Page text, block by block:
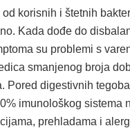
korisnih i štetnih
Kada dođe do
su problemi s
smanjenog broja
Pored digestivnih
imunološkog
prehladama i